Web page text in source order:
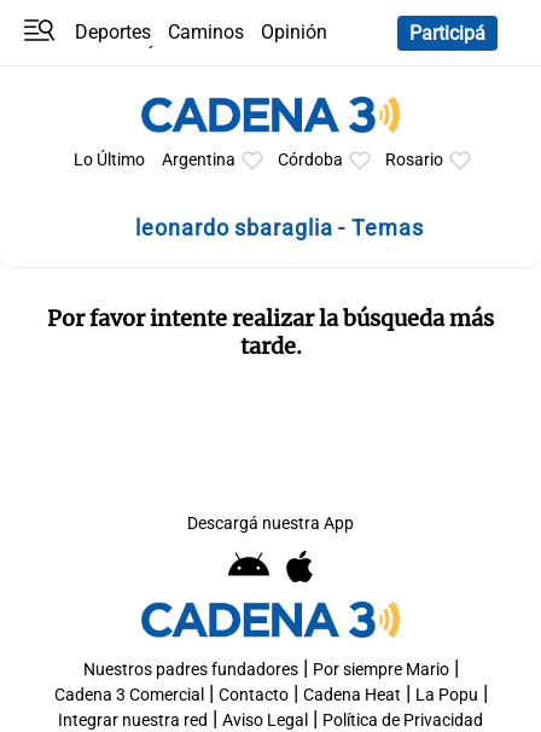
Deportes Caminos
Opinión
Participá
Lo Último Argentina Córdoba Rosario
leonardo sbaraglia - Temas
Por favor intente realizar la búsqueda más
tarde.
Descargá nuestra App
Nuestros padres fundadores| Por siempre Mario|
Cadena 3 Comercial | Contacto| Cadena Heat | La Popu |
Integrar nuestra red | Aviso Legal | Política de Privacidad